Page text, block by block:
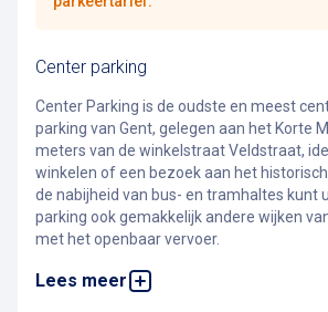
Center parking
Center Parking is de oudste en meest
parking van Gent, gelegen aan het Korte
meters van de winkelstraat Veldstraat,
winkelen of een bezoek aan het
de nabijheid van bus- en tramhaltes kunt
parking ook gemakkelijk andere wijken
met het openbaar vervoer.
Lees meer
De parking is 24 uur per dag geopend,